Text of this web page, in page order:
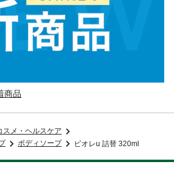
商品
スメ・ヘルスケア
ボディソープ ビオレu 詰替 320ml